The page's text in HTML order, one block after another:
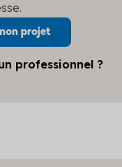
professionnel ?